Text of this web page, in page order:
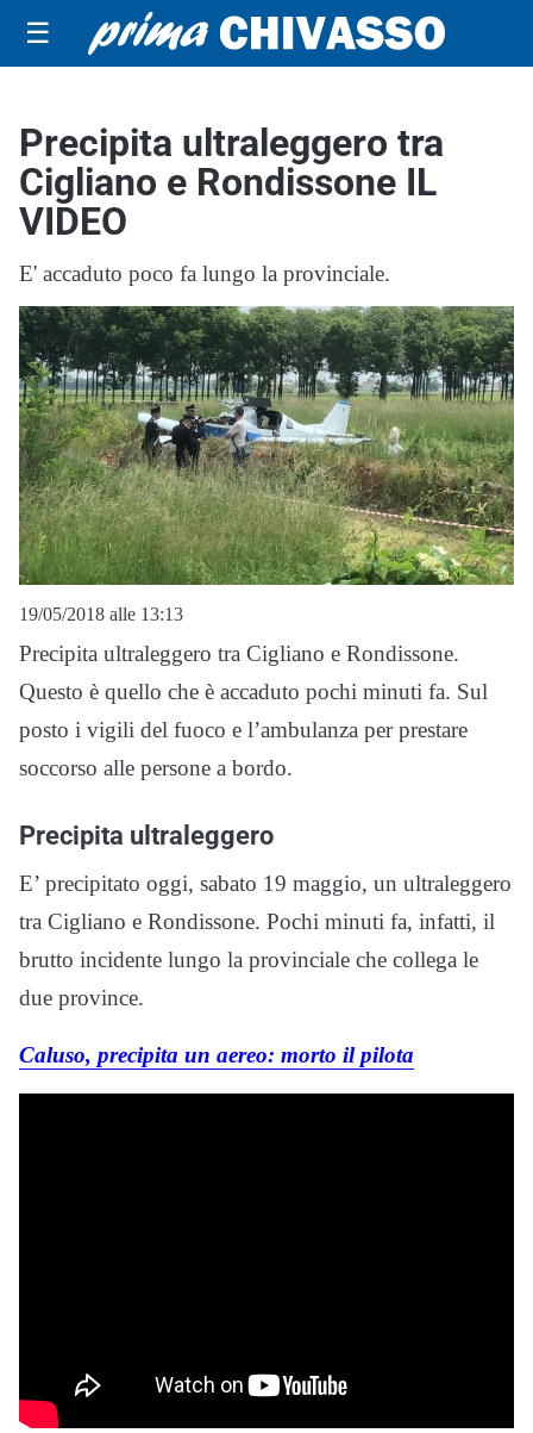
☰
Precipita ultraleggero tra
Cigliano e Rondissone IL
VIDEO
E' accaduto poco fa lungo la provinciale.
19/05/2018 alle 13:13
Precipita ultraleggero tra Cigliano e Rondissone.
Questo è quello che è accaduto pochi minuti fa. Sul
posto i vigili del fuoco e l’ambulanza per prestare
soccorso alle persone a bordo.
Precipita ultraleggero
E’ precipitato oggi, sabato 19 maggio, un ultraleggero
tra Cigliano e Rondissone. Pochi minuti fa, infatti, il
brutto incidente lungo la provinciale che collega le
due province.
Caluso, precipita un aereo: morto il pilota